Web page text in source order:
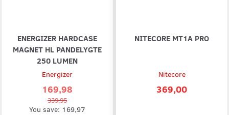
ENERGIZER HARDCASE
MAGNET HL PANDELYGTE
250 LUMEN
Energizer
169,98
339,95
You save: 169,97
NITECORE MT1A PRO
Nitecore
369,00